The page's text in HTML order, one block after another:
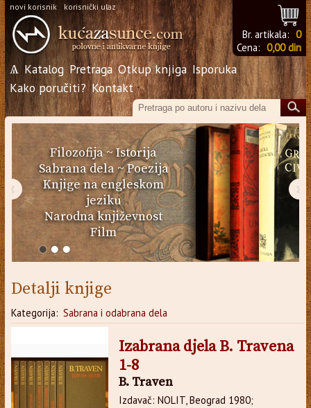
novi korisnik korisnički ulaz
Br. artikala: 0
Cena: 0,00 din
Ѧ Katalog Pretraga Otkup knjiga Isporuka
Kako poručiti? Kontakt
Filozofija~Istorija
Sabrana dela~Poezija
Knjige na engleskom
jeziku
Narodna književnost
Film
‹ ›
Detalji knjige
Kategorija: Sabrana i odabrana dela
Izabrana djela B. Travena
1-8
B. Traven
Izdavač: NOLIT, Beograd 1980;